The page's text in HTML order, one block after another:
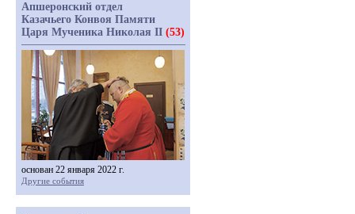
Апшеронский отдел
Казачьего Конвоя Памяти
Царя Мученика Николая II (53)
основан 22 января 2022 г.
Другие события